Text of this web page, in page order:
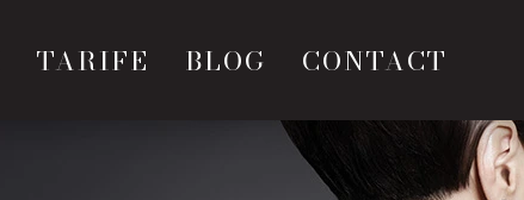
TARIFE BLOG CONTACT